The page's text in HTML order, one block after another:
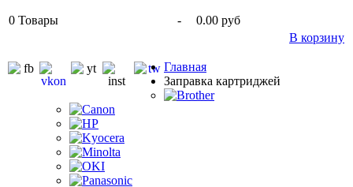
0 Товары -
0.00 руб
В корзину
Главная
Заправка картриджей